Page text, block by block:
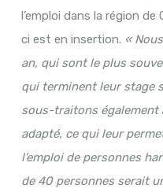
l’emploi dans la région
ci est en insertion. «
an, qui sont le plus
qui terminent leur stage
sous-traitons également
adapté, ce qui leur
l’emploi de personnes
de 40 personnes serait